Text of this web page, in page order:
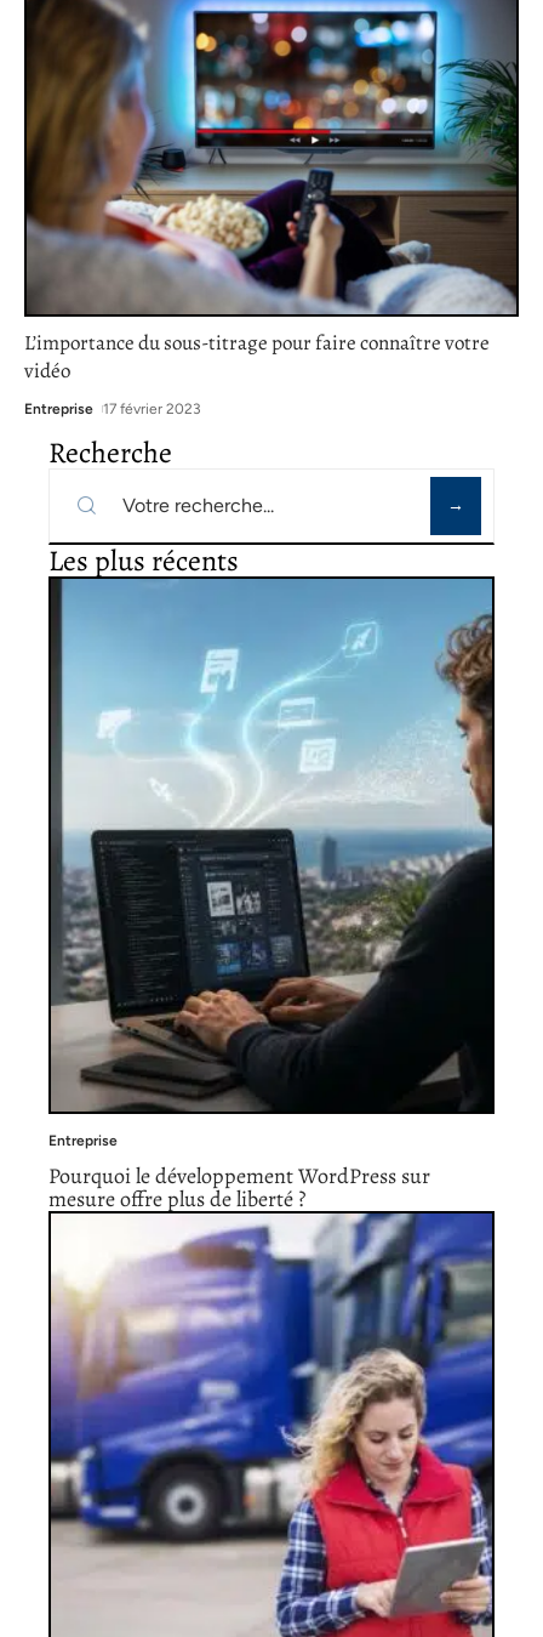
L’importance du sous-titrage pour faire connaître votre
vidéo
Entreprise 17 février 2023
Recherche
Les plus récents
Entreprise
Pourquoi le développement WordPress sur
mesure offre plus de liberté ?